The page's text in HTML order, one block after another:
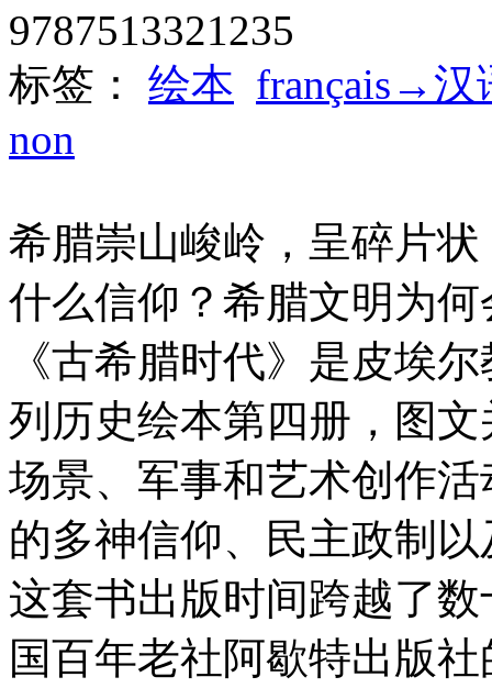
9787513321235
标签： 绘本 français→汉
non
希腊崇山峻岭，呈碎片
什么信仰？希腊文明为
《古希腊时代》是皮埃
列历史绘本第四册，图
场景、军事和艺术创作
的多神信仰、民主政制
这套书出版时间跨越了
国百年老社阿歇特出版